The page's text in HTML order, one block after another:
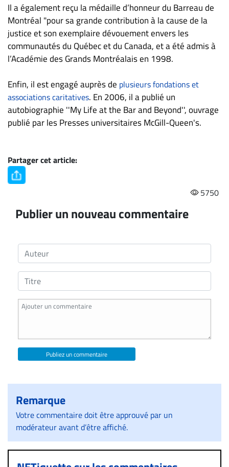
Il a également reçu la médaille d’honneur du Barreau de
Montréal "pour sa grande contribution à la cause de la
justice et son exemplaire dévouement envers les
communautés du Québec et du Canada, et a été admis à
l’Académie des Grands Montréalais en 1998.
Enfin, il est engagé auprès de plusieurs fondations et
associations caritatives. En 2006, il a publié un
autobiographie ''My Life at the Bar and Beyond'', ouvrage
publié par les Presses universitaires McGill-Queen's.
Partager cet article:
5750
Publier un nouveau commentaire
Publiez un commentaire
Remarque
Votre commentaire doit être approuvé par un
modérateur avant d’être affiché.